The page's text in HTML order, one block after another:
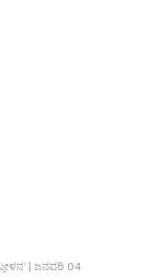
| ಜನವರಿ 04